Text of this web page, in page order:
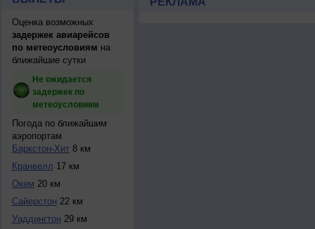
Оценка возможных
задержек авиарейсов
по метеоусловиям на
ближайшие сутки
Не ожидается
задержек по
метеоусловиям
Погода по ближайшим
аэропортам
Баркстон-Хит8 км
Кранвелл 17 км
Окем 20 км
Сайерстон 22 км
Уаддингтон 29 км